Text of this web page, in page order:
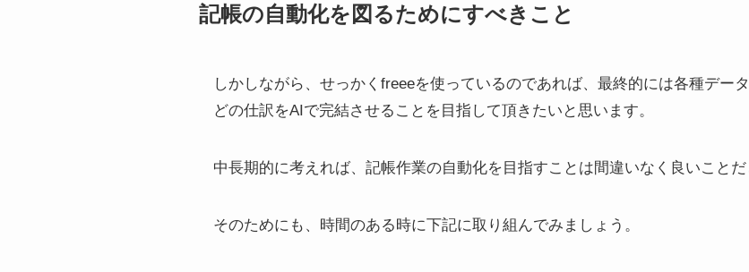
記帳の自動化を図るためにすべきこと
しかしながら、せっかくfreeeを使っているのであれば、最終的には各種デー
どの仕訳をAIで完結させることを目指して頂きたいと思います。
中長期的に考えれば、記帳作業の自動化を目指すことは間違いなく良いことだ
そのためにも、時間のある時に下記に取り組んでみましょう。